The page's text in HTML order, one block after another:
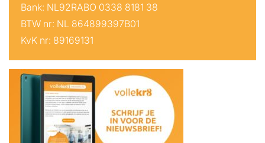
Bank: NL92RABO 0338 8181 38
BTW nr: NL 864899397B01
KvK nr: 89169131